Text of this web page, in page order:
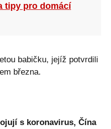
tipy pro domácí
babičku, jejíž potvrdili
března.
s koronavirus, Čína